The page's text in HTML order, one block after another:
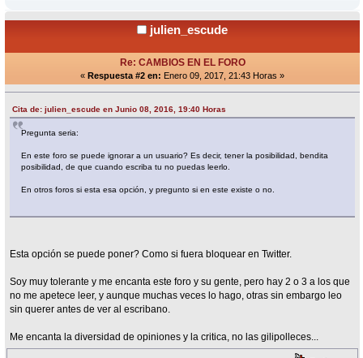
julien_escude
Re: CAMBIOS EN EL FORO
« Respuesta #2 en: Enero 09, 2017, 21:43 Horas »
Cita de: julien_escude en Junio 08, 2016, 19:40 Horas
Pregunta seria:
En este foro se puede ignorar a un usuario? Es decir, tener la posibilidad, bendita
posibilidad, de que cuando escriba tu no puedas leerlo.
En otros foros si esta esa opción, y pregunto si en este existe o no.
Esta opción se puede poner? Como si fuera bloquear en Twitter.
Soy muy tolerante y me encanta este foro y su gente, pero hay 2 o 3 a los que
no me apetece leer, y aunque muchas veces lo hago, otras sin embargo leo
sin querer antes de ver al escribano.
Me encanta la diversidad de opiniones y la critica, no las gilipolleces...